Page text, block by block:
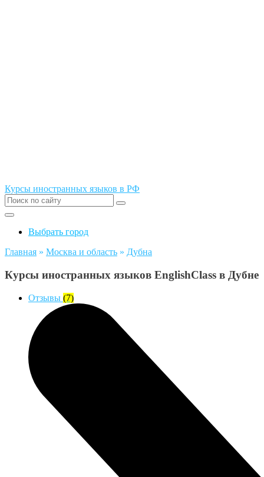
Курсы иностранных языков в РФ
Выбрать город
Главная » Москва и область » Дубна
Курсы иностранных языков EnglishClass в Дубне
Отзывы (7)